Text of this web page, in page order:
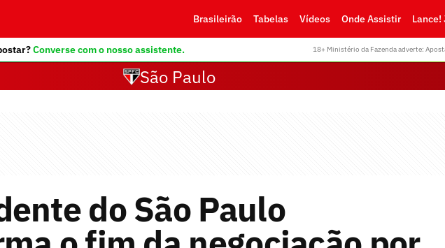
Brasileirão Tabelas Vídeos Onde Assistir Lance!
Converse com o nosso assistente. 18+ Ministério da Fazenda adverte:
São Paulo
do São Paulo